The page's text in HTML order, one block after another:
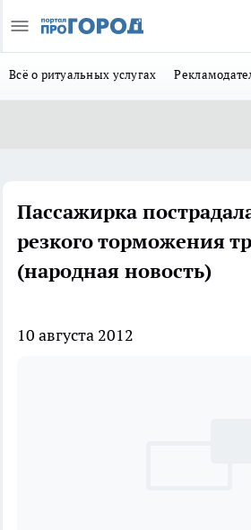
Всё о ритуальных услугах
Пассажирка
резкого торможения
(народная новость)
10 августа 2012